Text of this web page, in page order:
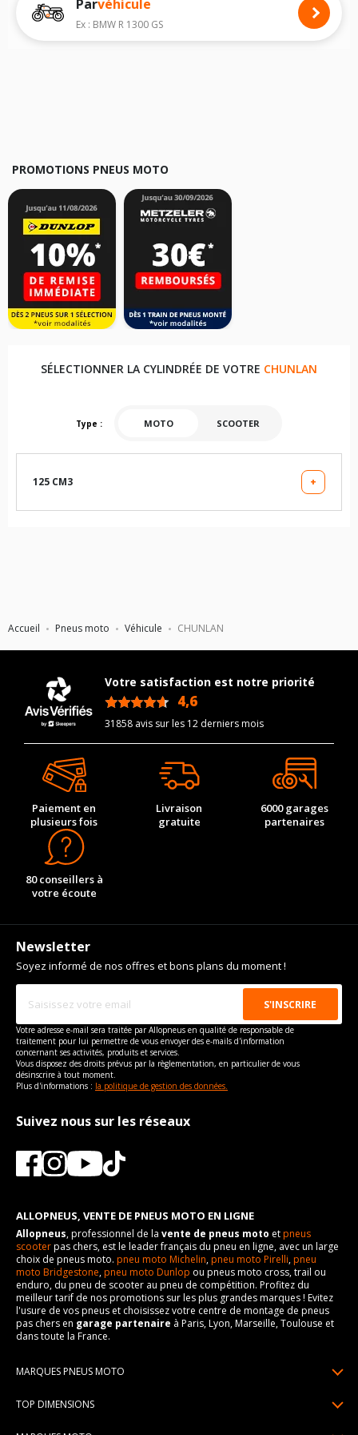
Accueil Pneus moto Véhicule CHUNLAN
Nous recommandons de toujours monter des pneus moto avec les
dimensions homologuées par le constructeur.
Pour cela, veuillez sélectionner la motorisation de votre motoCHUNLAN
Parvéhicule
Ex : BMW R 1300 GS
PROMOTIONS PNEUS MOTO
SÉLECTIONNER LA CYLINDRÉE DE VOTRE CHUNLAN
Type : MOTO SCOOTER
125 CM3 +
Votre satisfaction est notre priorité
4,6
31858 avis sur les 12 derniers mois
Paiement en
plusieurs fois
Livraison
gratuite
6000 garages
partenaires
80 conseillers à
votre écoute
Newsletter
Soyez informé de nos offres et bons plans du moment !
Votre adresse e-mail sera traitée par Allopneus en qualité de responsable de
traitement pour lui permettre de vous envoyer des e-mails d'information
concernant ses activités, produits et services.
Vous disposez des droits prévus par la règlementation, en particulier de vous
désinscrire à tout moment.
Plus d'informations : la politique de gestion des données.
Suivez nous sur les réseaux
ALLOPNEUS, VENTE DE PNEUS MOTO EN LIGNE
Allopneus, professionnel de la vente de pneus moto etpneus
scooterpas chers, est le leader français du pneu en ligne, avec un large
choix de pneus moto. pneu moto Michelin,pneu moto Pirelli,pneu
moto Bridgestone,pneu moto Dunlop ou pneus moto cross, trail ou
enduro, du pneu de scooter au pneu de compétition. Profitez du
meilleur tarif de nos promotions sur les plus grandes marques ! Evitez
l'usure de vos pneus et choisissez votre centre de montage de pneus
pas chers en garage partenaire à Paris, Lyon, Marseille, Toulouse et
dans toute la France.
MARQUES PNEUS MOTO
TOP DIMENSIONS